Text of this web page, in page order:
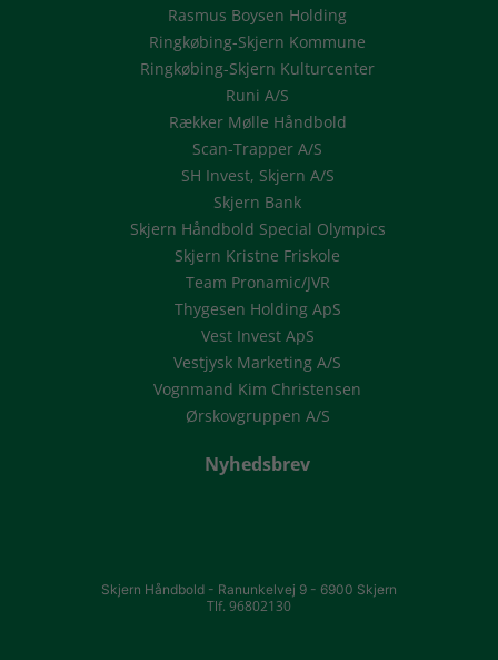
Rasmus Boysen Holding
Ringkøbing-Skjern Kommune
Ringkøbing-Skjern Kulturcenter
Runi A/S
Rækker Mølle Håndbold
Scan-Trapper A/S
SH Invest, Skjern A/S
Skjern Bank
Skjern Håndbold Special Olympics
Skjern Kristne Friskole
Team Pronamic/JVR
Thygesen Holding ApS
Vest Invest ApS
Vestjysk Marketing A/S
Vognmand Kim Christensen
Ørskovgruppen A/S
Nyhedsbrev
Skjern Håndbold - Ranunkelvej 9 - 6900 Skjern
Tlf. 96802130